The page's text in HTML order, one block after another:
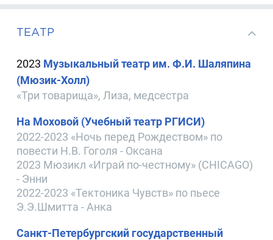
ТЕАТР
2023 Музыкальный театр им. Ф.И. Шаляпина
(Мюзик-Холл)
«Три товарища», Лиза, медсестра
На Моховой (Учебный театр РГИСИ)
2022-2023 «Ночь перед Рождеством» по
повести Н.В. Гоголя - Оксана
2023 Мюзикл «Играй по-честному» (CHICAGO)
- Энни
2022-2023 «Тектоника Чувств» по пьесе
Э.Э.Шмитта - Анка
Санкт-Петербургский государственный